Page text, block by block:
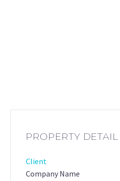
PROPERTY DETAIL
Client
Company Name